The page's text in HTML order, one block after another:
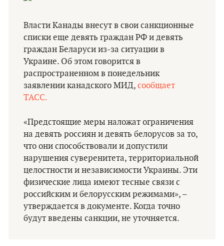
Власти Канады внесут в свои санкционные
списки еще девять граждан РФ и девять
граждан Беларуси из-за ситуации в
Украине. Об этом говорится в
распространенном в понедельник
заявлении канадского МИД, сообщает
ТАСС.
«‎Предстоящие меры наложат ограничения
на девять россиян и девять белорусов за то,
что они способствовали и допустили
нарушения суверенитета, территориальной
целостности и независимости Украины. Эти
физические лица имеют тесные связи с
российским и белорусским режимами»‎, –
утверждается в документе. Когда точно
будут введены санкции, не уточняется.